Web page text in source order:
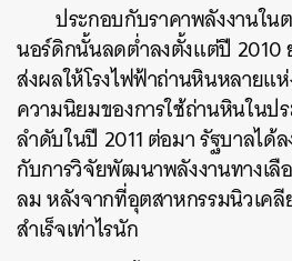
ประกอบกับราคาพลังงานใน
นอร์ดิกนั้นลดต่ำลงตั้งแต่ปี 2010
ส่งผลให้โรงไฟฟ้าถ่านหินหลายแ
ความนิยมของการใช้ถ่านหินในป
ลำดับในปี 2011 ต่อมา รัฐบาลได้
กับการวิจัยพัฒนาพลังงานทางเลื
ลม หลังจากที่อุตสาหกรรมนิวเค
สำเร็จเท่าไรนัก